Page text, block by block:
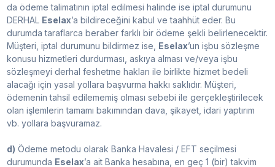
da ödeme talimatının iptal edilmesi halinde ise iptal durumunu
DERHAL Eselax’a bildireceğini kabul ve taahhüt eder. Bu
durumda taraflarca beraber farklı bir ödeme şekli belirlenecektir.
Müşteri, iptal durumunu bildirmez ise, Eselax’un işbu sözleşme
konusu hizmetleri durdurması, askıya alması ve/veya işbu
sözleşmeyi derhal feshetme hakları ile birlikte hizmet bedeli
alacağı için yasal yollara başvurma hakkı saklıdır. Müşteri,
ödemenin tahsil edilememiş olması sebebi ile gerçekleştirilecek
olan işlemlerin tamamı bakımından dava, şikayet, idari yaptırım
vb. yollara başvuramaz.
d) Ödeme metodu olarak Banka Havalesi / EFT seçilmesi
durumunda Eselax’a ait Banka hesabına, en geç 1 (bir) takvim